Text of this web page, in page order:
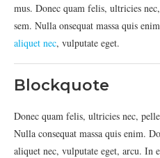
mus. Donec quam felis, ultricies
sem. Nulla onsequat massa quis
aliquet nec, vulputate eget.
Blockquote
Donec quam felis, ultricies nec,
Nulla consequat massa quis enim.
aliquet nec, vulputate eget, arcu. In